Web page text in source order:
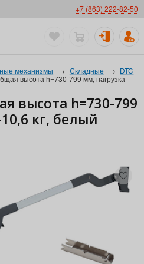
+7 (863) 222-82-50
механизмы → Складные → DTC
высота h=730-799 мм, нагрузка
высота h=730-799
кг, белый